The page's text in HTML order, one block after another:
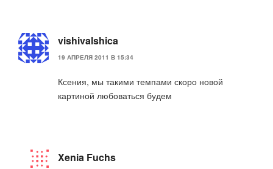
vishivalshica
19 АПРЕЛЯ 2011 В 15:34
Ксения, мы такими темпами скоро новой
картиной любоваться будем
Xenia Fuchs